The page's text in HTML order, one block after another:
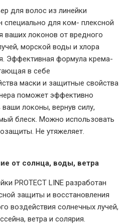
для волос из линейки
специально для ком- плексной
ваших локонов от вредного
морской воды и хлора
Эффективная формула крема-
в себе
маски и защитные свойства
поможет эффективно
локоны, вернув силу,
блеск. Можно использовать
Не утяжеляет.
от солнца, воды, ветра
PROTECT LINE разработан
защиты и восстановления
воздействия солнечных лучей,
ветра и солярия.